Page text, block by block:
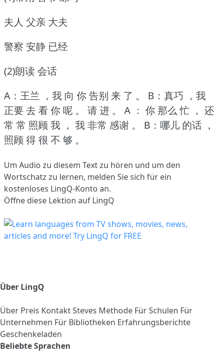
夫人 父亲 大夫
警察 安静 已经
(2)朗读 会话
A：王兰 ，我 向 你 告别 来 了 。
B：真巧 ，我
正要 去 看 你 呢 。
请 进 。
A ： 你 那么 忙 ， 还
常 常 照顾 我 ， 我 非常 感谢 。
B：哪儿 的话 ，
照顾 得 很 不 够 。
Um Audio zu diesem Text zu hören und um den
Wortschatz zu lernen, melden Sie sich für ein
kostenloses LingQ-Konto an.
Öffne diese Lektion auf LingQ
Über LingQ
Über Preis KontaktSteves Methode Für Schulen Für
Unternehmen Für Bibliotheken Erfahrungsberichte
Geschenkeladen
Beliebte Sprachen